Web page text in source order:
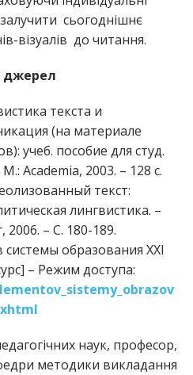
сьогоднішнє
візуалів до читання.
джерел
текста и
(на материале
учеб. пособие для студ.
Academia, 2003. – 128 с.
текст:
лингвистика. –
2006. – С. 180-189.
образования ХХІ
– Режим доступа:
наук, професор,
методики викладання